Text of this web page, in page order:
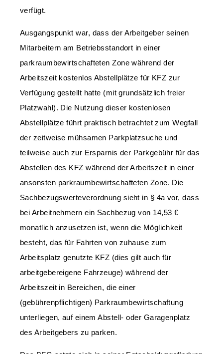
verfügt.
Ausgangspunkt war, dass der Arbeitgeber seinen
Mitarbeitern am Betriebsstandort in einer
parkraumbewirtschafteten Zone während der
Arbeitszeit kostenlos Abstellplätze für KFZ zur
Verfügung gestellt hatte (mit grundsätzlich freier
Platzwahl). Die Nutzung dieser kostenlosen
Abstellplätze führt praktisch betrachtet zum Wegfall
der zeitweise mühsamen Parkplatzsuche und
teilweise auch zur Ersparnis der Parkgebühr für das
Abstellen des KFZ während der Arbeitszeit in einer
ansonsten parkraumbewirtschafteten Zone. Die
Sachbezugswerteverordnung sieht in § 4a vor, dass
bei Arbeitnehmern ein Sachbezug von 14,53 €
monatlich anzusetzen ist, wenn die Möglichkeit
besteht, das für Fahrten von zuhause zum
Arbeitsplatz genutzte KFZ (dies gilt auch für
arbeitgebereigene Fahrzeuge) während der
Arbeitszeit in Bereichen, die einer
(gebührenpflichtigen) Parkraumbewirtschaftung
unterliegen, auf einem Abstell- oder Garagenplatz
des Arbeitgebers zu parken.